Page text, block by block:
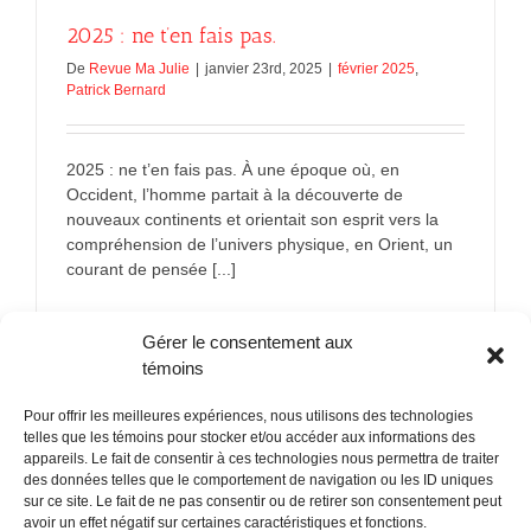
Gérer le consentement aux
témoins
Pour offrir les meilleures expériences, nous utilisons des technologies
telles que les témoins pour stocker et/ou accéder aux informations des
appareils. Le fait de consentir à ces technologies nous permettra de traiter
des données telles que le comportement de navigation ou les ID uniques
sur ce site. Le fait de ne pas consentir ou de retirer son consentement peut
avoir un effet négatif sur certaines caractéristiques et fonctions.
2025 : ne t’en fais pas.
De Revue Ma Julie | janvier 23rd, 2025 | février 2025
Patrick Bernard
2025 : ne t’en fais pas. À une époque où, en
Occident, l’homme partait à la découverte de
nouveaux continents et orientait son esprit vers la
compréhension de l’univers physique, en Orient, un
courant de pensée [...]
POLITIQUE CONFIDENTIALITÉES